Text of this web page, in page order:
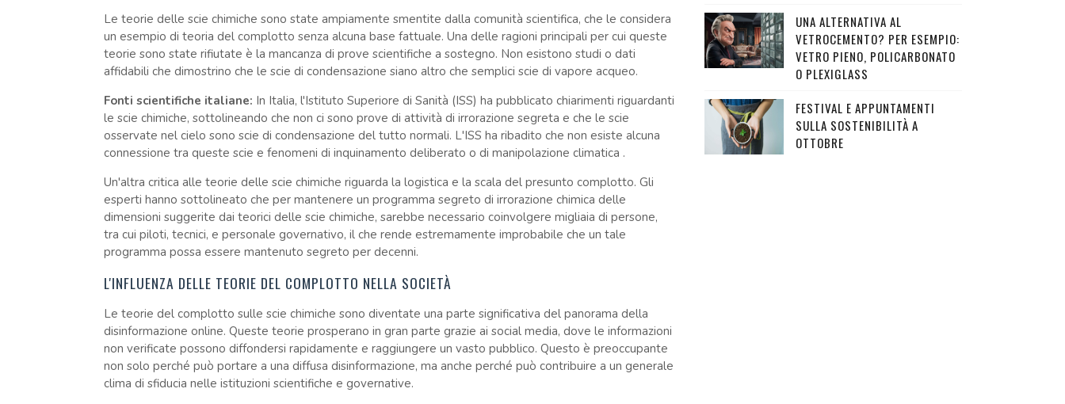
Le teorie delle scie chimiche sono state ampiamente smentite dalla comunità scientifica, che le considera
un esempio di teoria del complotto senza alcuna base fattuale. Una delle ragioni principali per cui queste
teorie sono state rifiutate è la mancanza di prove scientifiche a sostegno. Non esistono studi o dati
affidabili che dimostrino che le scie di condensazione siano altro che semplici scie di vapore acqueo.
Fonti scientifiche italiane: In Italia, l'Istituto Superiore di Sanità (ISS) ha pubblicato chiarimenti riguardanti
le scie chimiche, sottolineando che non ci sono prove di attività di irrorazione segreta e che le scie
osservate nel cielo sono scie di condensazione del tutto normali. L'ISS ha ribadito che non esiste alcuna
connessione tra queste scie e fenomeni di inquinamento deliberato o di manipolazione climatica .
Un'altra critica alle teorie delle scie chimiche riguarda la logistica e la scala del presunto complotto. Gli
esperti hanno sottolineato che per mantenere un programma segreto di irrorazione chimica delle
dimensioni suggerite dai teorici delle scie chimiche, sarebbe necessario coinvolgere migliaia di persone,
tra cui piloti, tecnici, e personale governativo, il che rende estremamente improbabile che un tale
programma possa essere mantenuto segreto per decenni.
L'INFLUENZA DELLE TEORIE DEL COMPLOTTO NELLA SOCIETÀ
Le teorie del complotto sulle scie chimiche sono diventate una parte significativa del panorama della
disinformazione online. Queste teorie prosperano in gran parte grazie ai social media, dove le informazioni
non verificate possono diffondersi rapidamente e raggiungere un vasto pubblico. Questo è preoccupante
non solo perché può portare a una diffusa disinformazione, ma anche perché può contribuire a un generale
clima di sfiducia nelle istituzioni scientifiche e governative.
UNA ALTERNATIVA AL
VETROCEMENTO? PER ESEMPIO:
VETRO PIENO, POLICARBONATO
O PLEXIGLASS
FESTIVAL E APPUNTAMENTI
SULLA SOSTENIBILITÀ A
OTTOBRE